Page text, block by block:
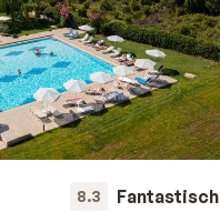
8.3 Fantastisch